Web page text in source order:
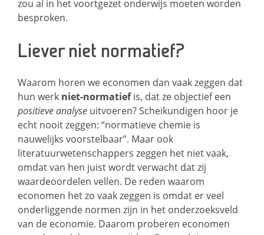
zou al in het voortgezet onderwijs moeten worden
besproken.
Liever niet normatief?
Waarom horen we economen dan vaak zeggen dat
hun werk niet-normatiefis, dat ze objectief een
positieve analyse uitvoeren? Scheikundigen hoor je
echt nooit zeggen: “normatieve chemie is
nauwelijks voorstelbaar”. Maar ook
literatuurwetenschappers zeggen het niet vaak,
omdat van hen juist wordt verwacht dat zij
waardeoordelen vellen. De reden waarom
economen het zo vaak zeggen is omdat er veel
onderliggende normen zijn in het onderzoeksveld
van de economie. Daarom proberen economen